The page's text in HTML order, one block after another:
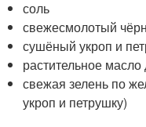
соль
свежесмолотый
сушёный укроп и
растительное
свежая зелень по
укроп и петрушку)